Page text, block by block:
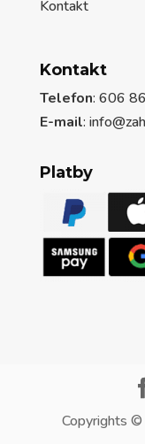
Kontakt
Kontakt
Telefon: 606
E-mail:
Platby
Copyrights